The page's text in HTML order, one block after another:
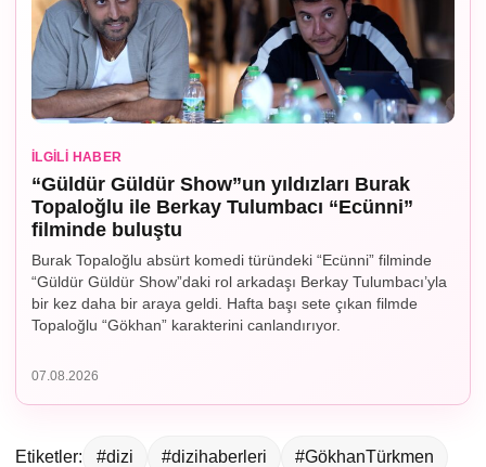
İLGILI HABER
“Güldür Güldür Show”un yıldızları Burak
Topaloğlu ile Berkay Tulumbacı “Ecünni”
filminde buluştu
Burak Topaloğlu absürt komedi türündeki “Ecünni” filminde
“Güldür Güldür Show”daki rol arkadaşı Berkay Tulumbacı’yla
bir kez daha bir araya geldi. Hafta başı sete çıkan filmde
Topaloğlu “Gökhan” karakterini canlandırıyor.
07.08.2026
Etiketler: #dizi #dizihaberleri #GökhanTürkmen